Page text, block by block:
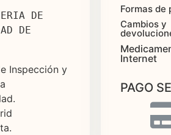
DE
DE
Inspección y
Formas de
Cambios y
Internet
PAGO